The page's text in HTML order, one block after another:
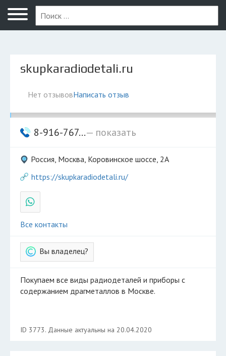
Москва
skupkaradiodetali.ru
Нет отзывовНаписать отзыв
8-916-767...— показать
Россия, Москва, Коровинское шоссе, 2А
https://skupkaradiodetali.ru/
Все контакты
Вы владелец?
Покупаем все виды радиодеталей и приборы с
содержанием драгметаллов в Москве.
ID 3773. Данные актуальны на 20.04.2020